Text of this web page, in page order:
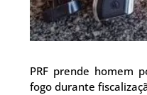
PRF prende homem
fogo durante